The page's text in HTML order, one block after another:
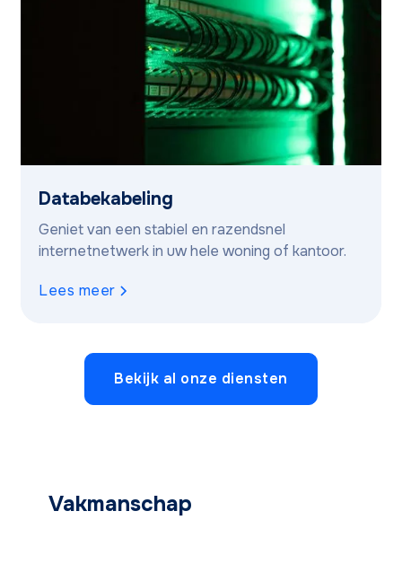
Databekabeling
Geniet van een stabiel en razendsnel
internetnetwerk in uw hele woning of kantoor.
Lees meer
Bekijk al onze diensten
Vakmanschap